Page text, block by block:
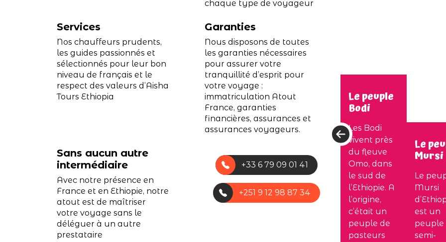
chaque type de voyageur
Services
Nos chauffeurs prudents,
les guides passionnés et
sélectionnés pour leur bon
niveau de français et le
respect des valeurs d’Aisha
Tours Ethiopia
Garanties
Nous disposons de toutes
les garanties nécessaires
pour assurer votre
tranquillité d’esprit pour
votre voyage :
immatriculation Atout
France, garanties
financières, assurances et
assurances voyageurs.
Sans aucun autre
intermédiaire
Avec notre présence en
France et en Ethiopie, notre
atout est de maîtriser
votre voyage sans le
déléguer à un autre
prestataire
+33 6 79 09 01 41
+251 9 12 98 87 34
Le peuple
Bodi
Les Bodi
vivent près
du fleuve
Omo, dans
le sud de
l’Ethiopie. A
l’origine,
c’était un
peuple de
pasteurs
Le
Mursi
Le
Mursi
est un
peuple
semi-